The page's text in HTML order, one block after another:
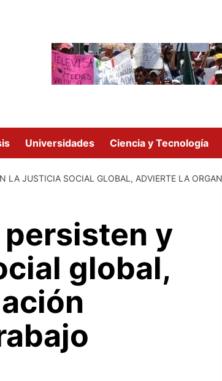
Universidades Ciencia y Tecnología
LA JUSTICIA SOCIAL GLOBAL, ADVIERTE LA
y
global,